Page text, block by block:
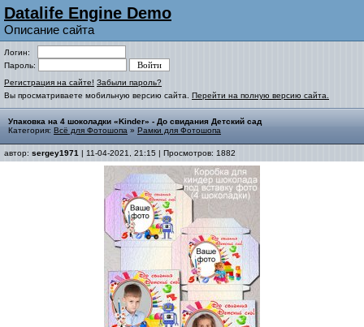
Datalife Engine Demo
Описание сайта
Логин:
Пароль:
Регистрация на сайте! Забыли пароль?
Вы просматриваете мобильную версию сайта. Перейти на полную версию сайта.
Упаковка на 4 шоколадки «Kinder» - До свидания Детский сад
Категория: Всё для Фотошопа » Рамки для Фотошопа
автор: sergey1971 | 11-04-2021, 21:15 | Просмотров: 1882